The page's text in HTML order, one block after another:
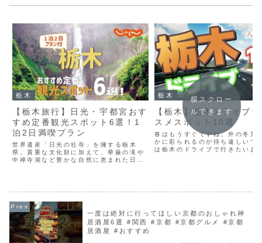
栃木
【栃木旅行】日光・宇都宮おす
すめ定番観光スポット6選！1
泊2日満喫プラン
世界遺産「日光の社寺」を擁する栃木
県。貴重な文化財に加えて、華厳の滝や
中禅寺湖など豊かな自然に恵まれた日光
高原リゾート・那須、「餃子...
栃木
【栃木】栃木ドライブ
スメスポット10選
春はもうすぐですね。外の冬景
かに彩られるのが待ち遠しいで
は栃木のドライブで行きたいお
横スクロー
ルできます
一度は絶対に行ってほしい京都のおしゃれ神
居酒屋6選 #関西 #京都 #京都グルメ #京都
居酒屋 #おすすめ